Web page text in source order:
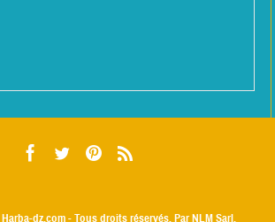
Harba-dz.com- Tous droits réservés. Par NLM Sarl.